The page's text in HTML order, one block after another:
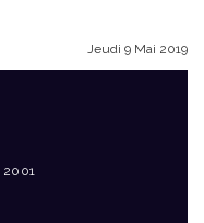
Jeudi 9 Mai 2019
2001